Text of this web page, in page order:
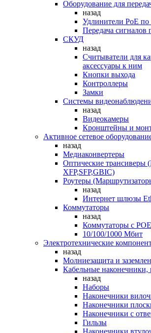
Оборудование для
назад
Удлинители PoE по
Передача сигналов
СКУД
назад
Считыватели для
аксессуары к ним
Кнопки выхода
Контроллеры
Замки
Системы
назад
Видеокамеры
Кронштейны и
Активное сетевое
назад
Медиаконвертеры
Оптические трансиверы
XFP,SFP,GBIC)
Роутеры
назад
Интернет шлюзы
Коммутаторы
назад
Коммутаторы c POE
10/100/1000 Мбит
Электротехнические
назад
Молниезащита и
Кабельные наконечники,
назад
Наборы
Наконечники
Наконечники
Наконечники с
Гильзы
Наконечники